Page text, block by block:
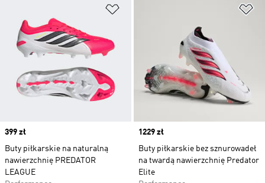
Price
399 zł
Buty piłkarskie na naturalną
nawierzchnię PREDATOR
LEAGUE
Price
1229 zł
Buty piłkarskie bez sznurowadeł
na twardą nawierzchnię Predator
Elite